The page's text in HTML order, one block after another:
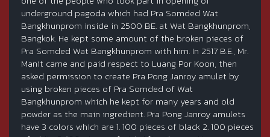
underground pagoda which had Pra Somded Wat
Bangkhunprom inside in 2500 BE. at Wat Bangkhunprom,
Bangkok. He kept some amount of the broken pieces of
Pra Somded Wat Bangkhunprom with him. In 2517 B.E., Mr.
Manit came and paid respect to Luang Por Koon, then
asked permission to create Pra Pong Janroy amulet by
using broken pieces of Pra Somded of Wat
Bangkhunprom which he kept for many years and old
powder as the main ingredient. Pra Pong Janroy amulets
have 3 colors which are 1. 100 pieces of black 2. 100 pieces